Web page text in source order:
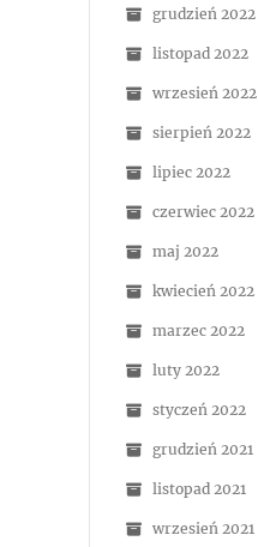
grudzień 2022
listopad 2022
wrzesień 2022
sierpień 2022
lipiec 2022
czerwiec 2022
maj 2022
kwiecień 2022
marzec 2022
luty 2022
styczeń 2022
grudzień 2021
listopad 2021
wrzesień 2021